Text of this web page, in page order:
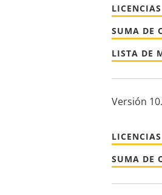
SUMA DE
LISTA DE
Versión
SUMA DE